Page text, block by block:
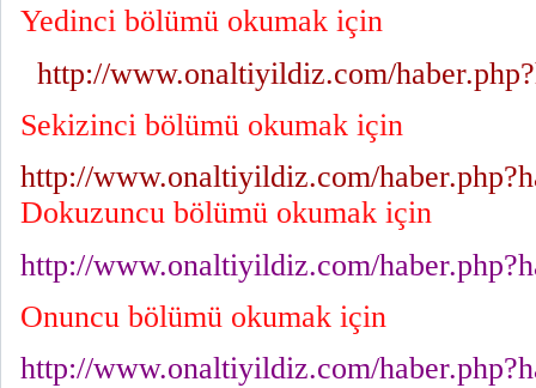
Yedinci bölümü okumak için
http://www.onaltiyildiz.com/
Sekizinci bölümü okumak için
http://www.onaltiyildiz.com/
Dokuzuncu bölümü okumak için
http://www.onaltiyildiz.com/
Onuncu bölümü okumak için
http://www.onaltiyildiz.com/